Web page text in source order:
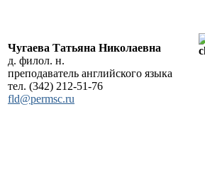
Чугаева Татьяна Николаевна
д. филол. н.
преподаватель английского языка
тел. (342) 212-51-76
fld@permsc.ru